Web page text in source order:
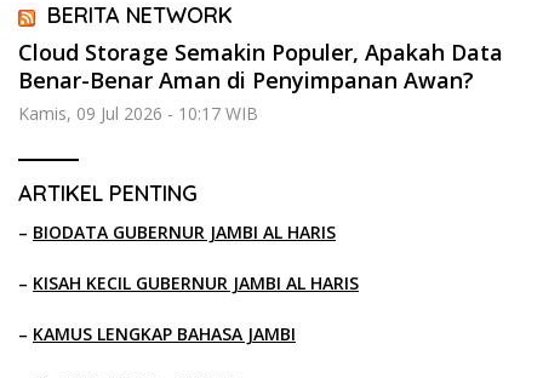
BERITA NETWORK
Cloud Storage Semakin Populer, Apakah Data
Benar-Benar Aman di Penyimpanan Awan?
Kamis, 09 Jul 2026 - 10:17 WIB
ARTIKEL PENTING
– BIODATA GUBERNUR JAMBI AL HARIS
– KISAH KECIL GUBERNUR JAMBI AL HARIS
– KAMUS LENGKAP BAHASA JAMBI